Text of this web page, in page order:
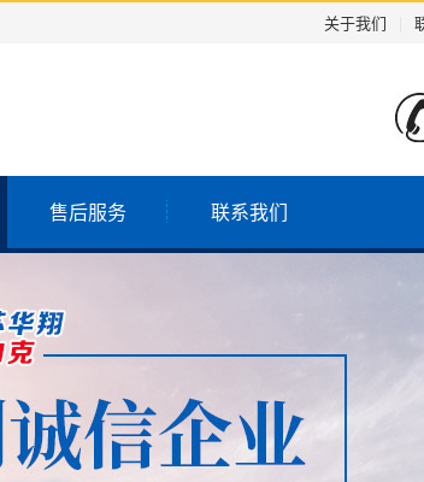
关于我们
售后服务 联系我们